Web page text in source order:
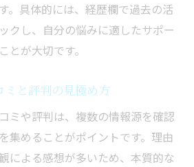
。具体的には、経歴欄で過去の活
クし、自分の悩みに適したサポー
とが大切です。
ミと評判の見極め方
ミや評判は、複数の情報源を確認
集めることがポイントです。理由
による感想が多いため、本質的な